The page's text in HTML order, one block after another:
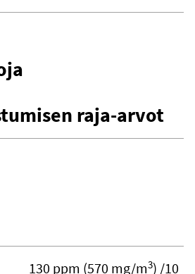
raja-arvot
130 ppm (570 mg/m3) /10